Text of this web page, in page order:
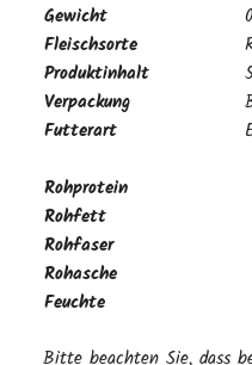
Gewicht
Fleischsorte
Produktinhalt
Verpackung
Futterart
Rohprotein
Rohfett
Rohfaser
Rohasche
Feuchte
Bitte beachten Sie, dass